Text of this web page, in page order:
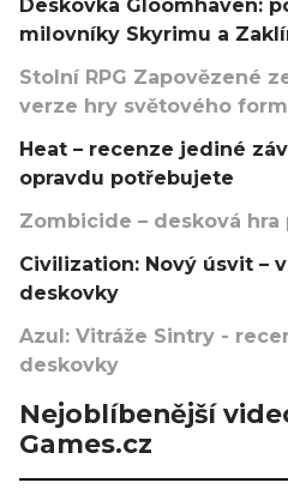
Deskovka Gloomhaven:
milovníky Skyrimu a
Stolní RPG Zapovězené
verze hry světového
Heat – recenze jediné
opravdu potřebujete
Zombicide – desková
Civilization: Nový úsvit –
deskovky
Azul: Vitráže Sintry -
deskovky
Nejoblíbenější
Games.cz